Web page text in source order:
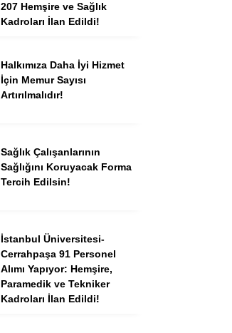
207 Hemşire ve Sağlık
Kadroları İlan Edildi!
Halkımıza Daha İyi Hizmet
İçin Memur Sayısı
Artırılmalıdır!
Sağlık Çalışanlarının
Sağlığını Koruyacak Forma
Tercih Edilsin!
İstanbul Üniversitesi-
Cerrahpaşa 91 Personel
Alımı Yapıyor: Hemşire,
Paramedik ve Tekniker
Kadroları İlan Edildi!